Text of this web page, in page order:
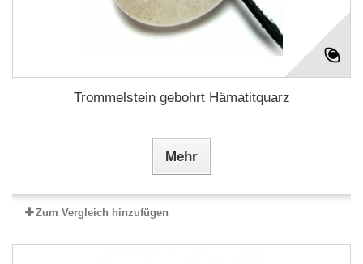
Trommelstein gebohrt Hämatitquarz
Mehr
Zum Vergleich hinzufügen